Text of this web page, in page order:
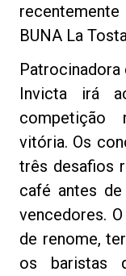
BUNA La
Patrocinadora
Invicta irá
competição
vitória. Os
três desafios
café antes
vencedores.
de renome,
os baristas
Connect
Contacte-
Política de